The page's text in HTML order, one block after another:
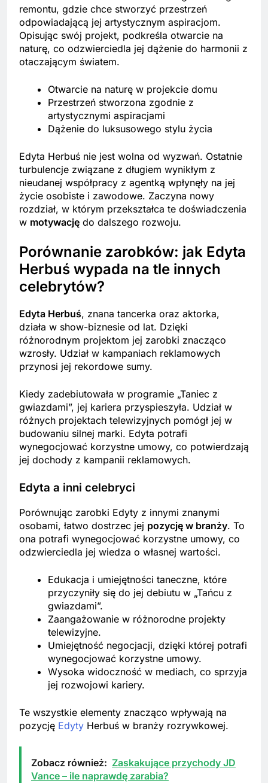
remontu, gdzie chce stworzyć przestrzeń
odpowiadającą jej artystycznym aspiracjom.
Opisując swój projekt, podkreśla otwarcie na
naturę, co odzwierciedla jej dążenie do harmonii z
otaczającym światem.
Otwarcie na naturę w projekcie domu
Przestrzeń stworzona zgodnie z
artystycznymi aspiracjami
Dążenie do luksusowego stylu życia
Edyta Herbuś nie jest wolna od wyzwań. Ostatnie
turbulencje związane z długiem wynikłym z
nieudanej współpracy z agentką wpłynęły na jej
życie osobiste i zawodowe. Zaczyna nowy
rozdział, w którym przekształca te doświadczenia
w motywację do dalszego rozwoju.
Porównanie zarobków: jak Edyta
Herbuś wypada na tle innych
celebrytów?
Edyta Herbuś, znana tancerka oraz aktorka,
działa w show-biznesie od lat. Dzięki
różnorodnym projektom jej zarobki znacząco
wzrosły. Udział w kampaniach reklamowych
przynosi jej rekordowe sumy.
Kiedy zadebiutowała w programie „Taniec z
gwiazdami”, jej kariera przyspieszyła. Udział w
różnych projektach telewizyjnych pomógł jej w
budowaniu silnej marki. Edyta potrafi
wynegocjować korzystne umowy, co potwierdzają
jej dochody z kampanii reklamowych.
Edyta a inni celebryci
Porównując zarobki Edyty z innymi znanymi
osobami, łatwo dostrzec jej pozycję w branży. To
ona potrafi wynegocjować korzystne umowy, co
odzwierciedla jej wiedza o własnej wartości.
Edukacja i umiejętności taneczne, które
przyczyniły się do jej debiutu w „Tańcu z
gwiazdami”.
Zaangażowanie w różnorodne projekty
telewizyjne.
Umiejętność negocjacji, dzięki której potrafi
wynegocjować korzystne umowy.
Wysoka widoczność w mediach, co sprzyja
jej rozwojowi kariery.
Te wszystkie elementy znacząco wpływają na
pozycję Edyty Herbuś w branży rozrywkowej.
Zobacz również: Zaskakujące przychody JD
Vance – ile naprawdę zarabia?